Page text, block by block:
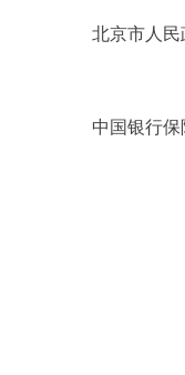
北京市人
中国银行